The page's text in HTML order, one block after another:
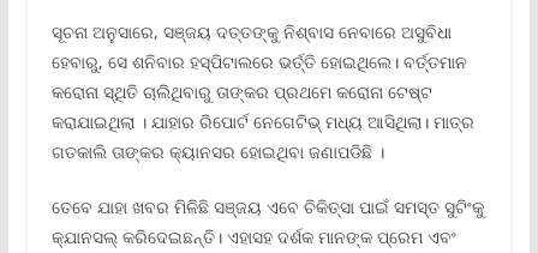
ସୂଚନା ଅନୁସାରେ, ସଞ୍ଜୟ ଦତ୍ତଙ୍କୁ ନିଶ୍ବାସ ନେବାରେ ଅସୁବିଧା
ହେବାରୁ, ସେ ଶନିବାର ହସ୍ପିଟାଲରେ ଭର୍ତ୍ତି ହୋଇଥିଲେ। ବର୍ତ୍ତମାନ
କରୋନା ସ୍ଥିତି ଚାଲିଥିବାରୁ ତାଙ୍କର ପ୍ରଥମେ କରୋନା ଟେଷ୍ଟ
କରାଯାଇଥିଲା । ଯାହାର ରିପୋର୍ଟ ନେଗେଟିଭ୍‌ ମଧ୍ୟ ଆସିଥିଲା। ମାତ୍ର
ଗତକାଲି ‌ତାଙ୍କର କ୍ୟାନସର ହୋଇଥିବା ଜଣାପଡିଛି ।
ତେବେ ଯାହା ଖବର ମିଳିଛି ସଞ୍ଜୟ ଏବେ ଚିକିତ୍ସା ପାଇଁ ସମସ୍ତ ସୁଟିଂକୁ
କ୍ଯାନସଲ୍ କରିଦେଇଛନ୍ତି। ଏହାସହ ଦର୍ଶକ ମାନଙ୍କ ପ୍ରେମ ଏବଂ